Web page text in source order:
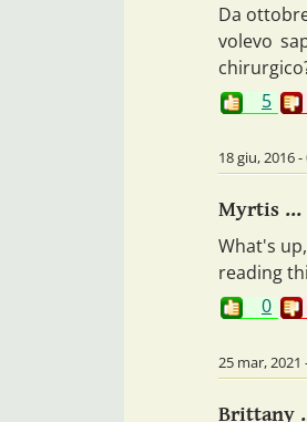
Da
volevo
5
18 giu, 2016 -
Myrtis ...
What's
reading
0
25 mar, 2021
Brittany